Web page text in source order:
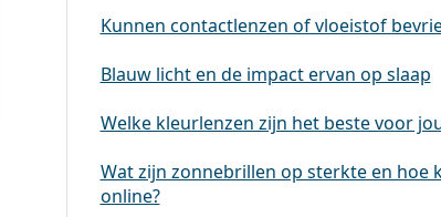
Kunnen contactlenzen of vloeistof
Blauw licht en de impact ervan op slaap
Welke kleurlenzen zijn het beste voor
Wat zijn zonnebrillen op sterkte en hoe
online?